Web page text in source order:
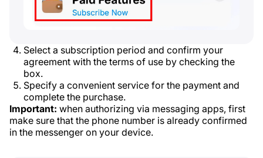
Select a subscription period and confirm your
agreement with the terms of use by checking the
box.
Specify a convenient service for the payment and
complete the purchase.
Important: when authorizing via messaging apps, first
make sure that the phone number is already confirmed
in the messenger on your device.